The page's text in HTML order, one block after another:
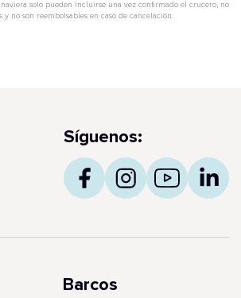
naviera solo pueden incluirse una vez confirmado el crucero, no
no son reembolsables en caso de cancelación.
Síguenos:
Barcos